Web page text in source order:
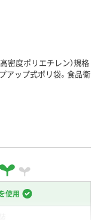
密度ポリエチレン）規格
アップ式ポリ袋。食品衛
使用